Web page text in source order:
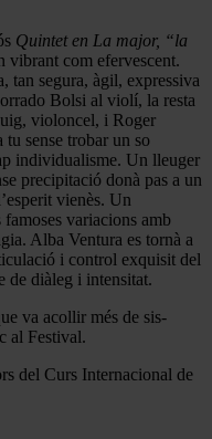
Quintet en La major, “la
vibrant com efervescent.
tan segura, àgil, expressiva
Bolsi al violí, la resta
violoncel, i Roger
sense trobar un so
individualisme. Un lleuger
precipitació donà pas a un
vienès. Un
variacions amb
Alba Ventura es tornà a
i control exquisit del
de diàleg i intensitat.
va acollir més de sis-
al Festival.
del Curs Internacional de